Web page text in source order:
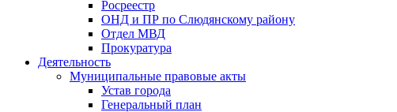
Росреестр
ОНД и ПР по Слюдянскому району
Отдел МВД
Прокуратура
Деятельность
Муниципальные правовые акты
Устав города
Генеральный план